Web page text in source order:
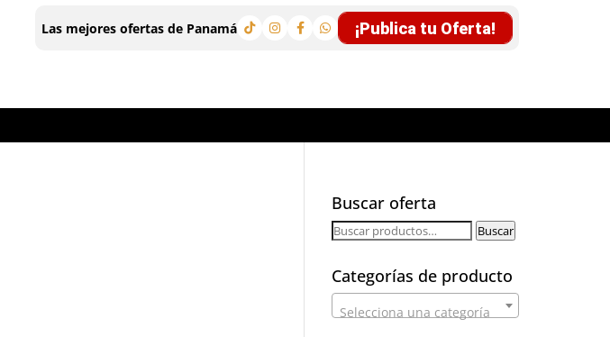
Las mejores ofertas de Panamá ¡Publica tu Oferta!
Buscar oferta
Buscar
Buscar
Categorías de producto
Selecciona una categoría